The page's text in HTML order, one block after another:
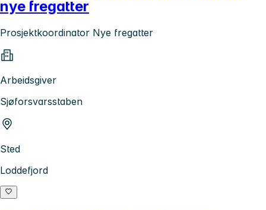
nye fregatter
Prosjektkoordinator Nye fregatter
Arbeidsgiver
Sjøforsvarsstaben
Sted
Loddefjord